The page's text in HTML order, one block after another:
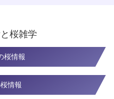
桜雑学
桜情報
情報